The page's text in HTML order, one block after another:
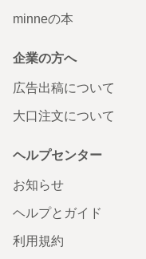
minneの本
企業の方へ
広告出稿について
大口注文について
ヘルプセンター
お知らせ
ヘルプとガイド
利用規約